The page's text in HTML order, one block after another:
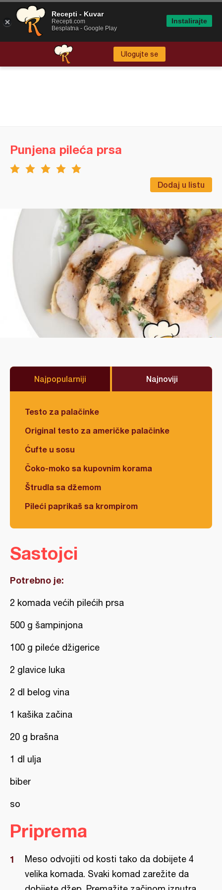
Ulogujte se
Dodaj u listu
Punjena pileća prsa
Najpopularniji Najnoviji
Testo za palačinke
Original testo za američke palačinke
Ćufte u sosu
Čoko-moko sa kupovnim korama
Štrudla sa džemom
Pileći paprikaš sa krompirom
Sastojci
Potrebno je:
2 komada većih pilećih prsa
500 g šampinjona
100 g pileće džigerice
2 glavice luka
2 dl belog vina
1 kašika začina
20 g brašna
1 dl ulja
biber
so
Priprema
Meso odvojiti od kosti tako da dobijete 4
velika komada. Svaki komad zarežite da
Recepti - Kuvar
Recepti.com
Besplatna - Google Play
Instalirajte